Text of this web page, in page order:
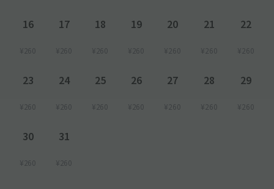
16
¥260
17
¥260
18
¥260
19
¥260
20
¥260
21
¥260
22
¥260
23
¥260
24
¥260
25
¥260
26
¥260
27
¥260
28
¥260
29
¥260
30
¥260
31
¥260